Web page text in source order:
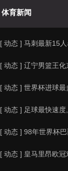
体育新闻
[ 动态 ] 马刺最新15
[ 动态 ] 辽宁男篮王化东
[ 动态 ] 世界杯进球最多的
[ 动态 ] 足球最快速度,足球前
[ 动态 ] 98年世界杯巴西
[ 动态 ] 皇马里昂欧冠对战